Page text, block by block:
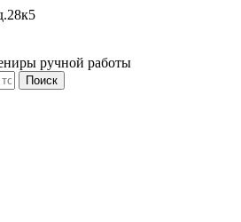
ручной работы
Поиск